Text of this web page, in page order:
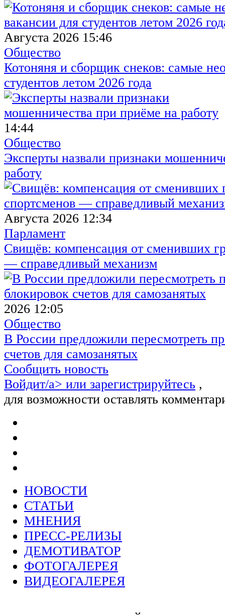
Августа 2026 15:46
Общество
Котоняня и сборщик снеков: самые
студентов летом 2026 года
14:44
Общество
Эксперты назвали признаки
работу
Августа 2026 12:34
Парламент
Свищёв: компенсация от сменивших
— справедливый механизм
2026 12:05
Общество
В России предложили пересмотреть
счетов для самозанятых
Сообщить новость
Войдит/a> или зарегистрируйтесь ,
для возможности оставлять
НОВОСТИ
СТАТЬИ
МНЕНИЯ
ПРЕСС-РЕЛИЗЫ
ДЕМОТИВАТОР
ФОТОГАЛЕРЕЯ
ВИДЕОГАЛЕРЕЯ